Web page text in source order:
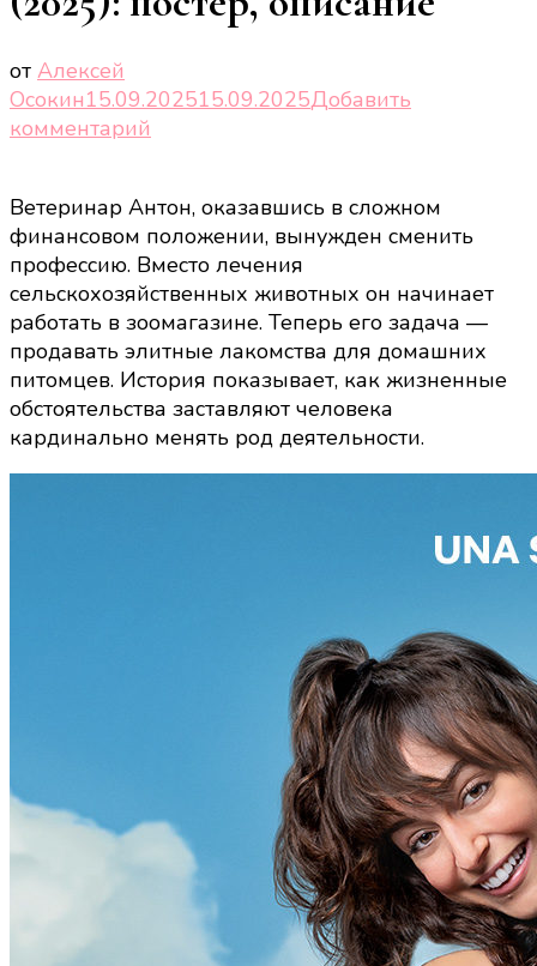
от Алексей
Осокин15.09.202515.09.2025Добавить
комментарий
пёс,
новые
трюки
(2025):
постер,
описание
Ветеринар Антон, оказавшись в сложном
финансовом положении, вынужден сменить
профессию. Вместо лечения
сельскохозяйственных животных он начинает
работать в зоомагазине. Теперь его задача —
продавать элитные лакомства для домашних
питомцев. История показывает, как жизненные
обстоятельства заставляют человека
кардинально менять род деятельности.